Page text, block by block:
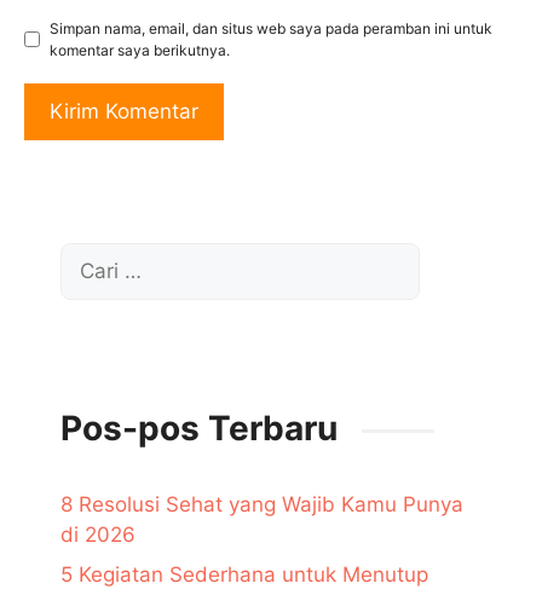
Simpan nama, email, dan situs web saya pada peramban ini untuk
komentar saya berikutnya.
untuk:
Pos-pos Terbaru
8 Resolusi Sehat yang Wajib Kamu Punya
di 2026
5 Kegiatan Sederhana untuk Menutup